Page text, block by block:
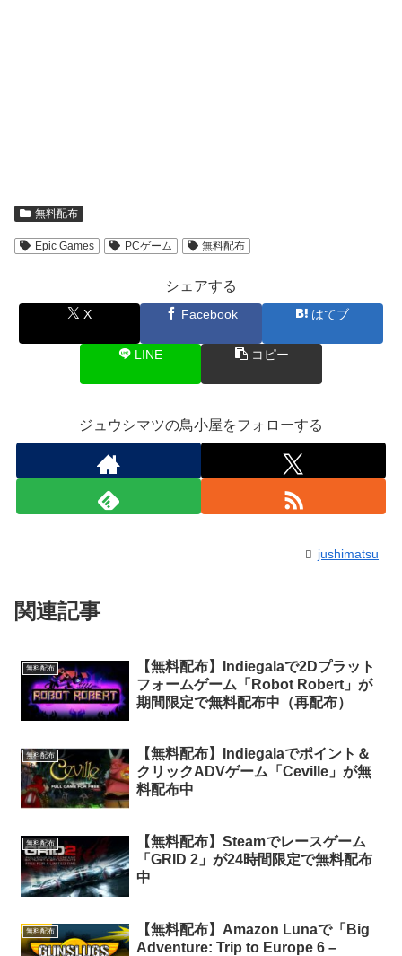
無料配布
Epic Games PCゲーム 無料配布
シェアする
X Facebook はてブ
LINE コピー
ジュウシマツの鳥小屋をフォローする
jushimatsu
関連記事
無料配布
【無料配布】Indiegalaで2Dプラット
フォームゲーム「Robot Robert」が
期間限定で無料配布中（再配布）
無料配布
【無料配布】Indiegalaでポイント＆
クリックADVゲーム「Ceville」が無
料配布中
無料配布
【無料配布】Steamでレースゲーム
「GRID 2」が24時間限定で無料配布
中
無料配布
【無料配布】Amazon Lunaで「Big
Adventure: Trip to Europe 6 –